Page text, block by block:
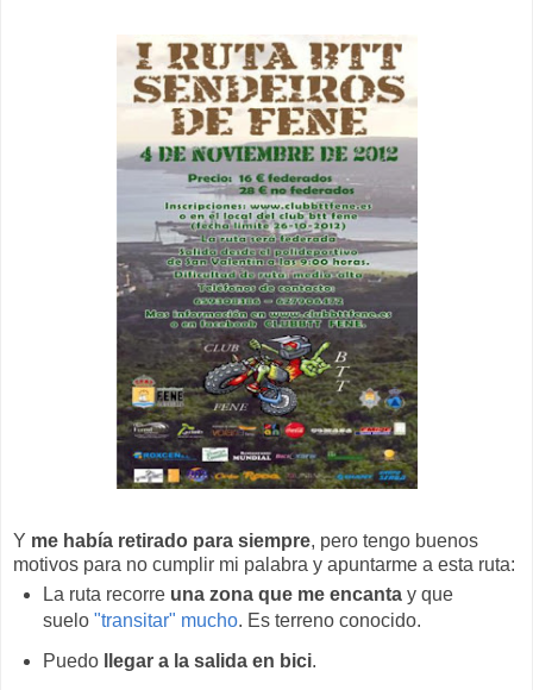
Y me había retirado para siempre, pero tengo buenos
motivos para no cumplir mi palabra y apuntarme a esta ruta:
La ruta recorre una zona que me encantay que
suelo "transitar" mucho. Es terreno conocido.
Puedo
llegar a la salida en bici.